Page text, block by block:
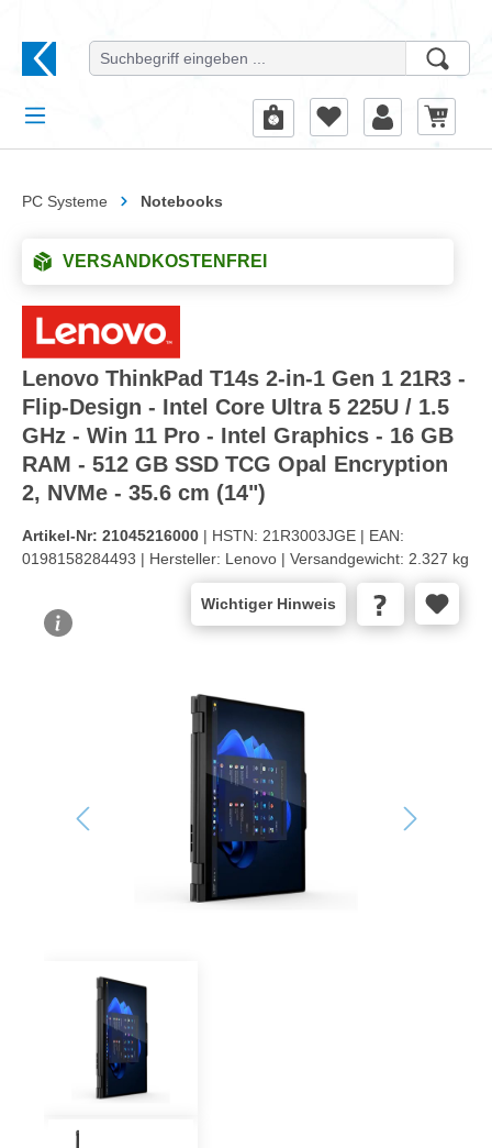
PC Systeme Notebooks
VERSANDKOSTENFREI
Lenovo ThinkPad T14s 2-in-1 Gen 1 21R3 -
Flip-Design - Intel Core Ultra 5 225U / 1.5
GHz - Win 11 Pro - Intel Graphics - 16 GB
RAM - 512 GB SSD TCG Opal Encryption
2, NVMe - 35.6 cm (14")
Artikel-Nr: 21045216000 | HSTN: 21R3003JGE | EAN:
0198158284493 | Hersteller: Lenovo | Versandgewicht: 2.327 kg
Wichtiger Hinweis